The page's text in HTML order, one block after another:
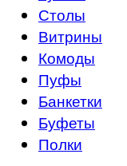
Столы
Витрины
Комоды
Пуфы
Банкетки
Буфеты
Полки